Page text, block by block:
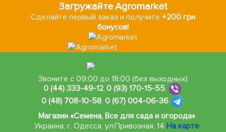
Загружайте Agromarket
Сделайте первый заказ и получите +200 грн
бонусов!
Звоните с 09:00 до 18:00 (без выходных)
0 (44) 333-49-12,0 (93) 170-15-55,
0 (48) 708-10-58, 0 (67) 004-06-36
Магазин «Семена, Все для сада и огорода»
Украина, г. Одесса, ул.Привозная, 14 На карте